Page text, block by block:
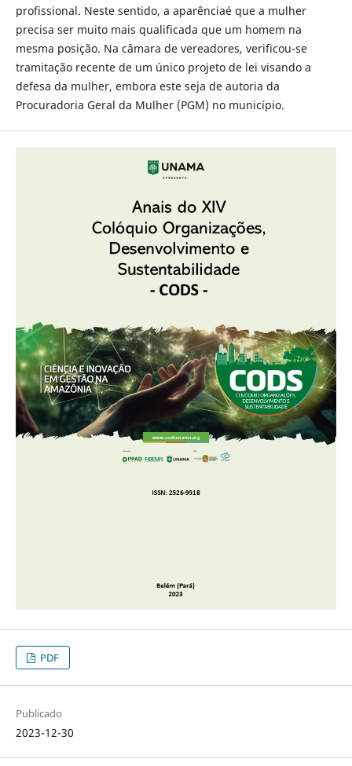
profissional. Neste sentido, a aparênciaé que a mulher
precisa ser muito mais qualificada que um homem na
mesma posição. Na câmara de vereadores, verificou-se
tramitação recente de um único projeto de lei visando a
defesa da mulher, embora este seja de autoria da
Procuradoria Geral da Mulher (PGM) no município.
PDF
Publicado
2023-12-30